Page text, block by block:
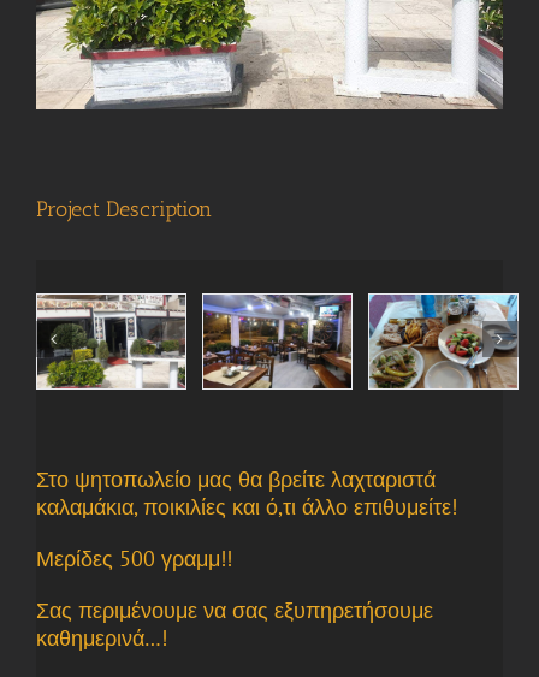
Project Description
Στο ψητοπωλείο μας θα βρείτε λαχταριστά
καλαμάκια, ποικιλίες και ό,τι άλλο επιθυμείτε!
Μερίδες 500 γραμμ!!
Σας περιμένουμε να σας εξυπηρετήσουμε
καθημερινά…!